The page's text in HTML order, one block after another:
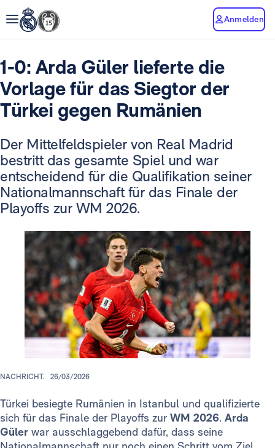
Anmelden
1-0: Arda Güler lieferte die
Vorlage für das Siegtor der
Türkei gegen Rumänien
Der Mittelfeldspieler von Real Madrid
bestritt das gesamte Spiel und war
entscheidend für die Qualifikation seiner
Nationalmannschaft für das Finale der
Playoffs zur WM 2026.
NACHRICHT. 26/03/2026
Türkei besiegte Rumänien in Istanbul und qualifizierte
sich für das Finale der Playoffs zur WM 2026. Arda
Güler war ausschlaggebend dafür, dass seine